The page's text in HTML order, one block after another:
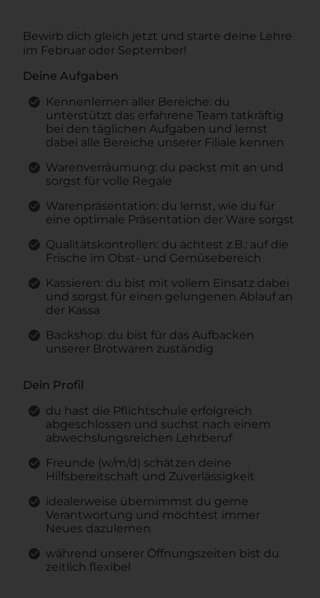
Bewirb dich gleich jetzt und starte deine Lehre
im Februar oder September!
Deine Aufgaben
Kennenlernen aller Bereiche: du
unterstützt das erfahrene Team tatkräftig
bei den täglichen Aufgaben und lernst
dabei alle Bereiche unserer Filiale kennen
Warenverräumung: du packst mit an und
sorgst für volle Regale
Warenpräsentation: du lernst, wie du für
eine optimale Präsentation der Ware sorgst
Qualitätskontrollen: du achtest z.B.: auf die
Frische im Obst- und Gemüsebereich
Kassieren: du bist mit vollem Einsatz dabei
und sorgst für einen gelungenen Ablauf an
der Kassa
Backshop: du bist für das Aufbacken
unserer Brotwaren zuständig
Dein Profil
du hast die Pflichtschule erfolgreich
abgeschlossen und suchst nach einem
abwechslungsreichen Lehrberuf
Freunde (w/m/d) schätzen deine
Hilfsbereitschaft und Zuverlässigkeit
idealerweise übernimmst du gerne
Verantwortung und möchtest immer
Neues dazulernen
während unserer Öffnungszeiten bist du
zeitlich flexibel